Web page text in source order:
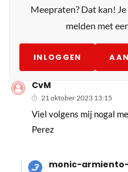
Meepraten? Dat kan!
melden met
INLOGGEN
CvM
21 oktober 2023 13:15
Viel volgens mij nogal
Perez
monic-